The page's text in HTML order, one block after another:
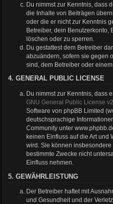
Du nimmst zur Kenntnis, dass
die Inhalte von Beiträgen
oder die er nicht zur Kenntnis
Betreiber, dein Benutzerkonto,
löschen oder zu sperren.
Du gestattest dem Betreiber
abzuändern, sofern sie gegen
sind, dem Betreiber oder
4. GENERAL PUBLIC LICENSE
Du nimmst zur Kenntnis, dass
GNU General Public License v2
Software von phpBB Limited
deutschsprachige
Community unter
keinen Einfluss auf die Art und
wird. Sie können
bestimmte Zwecke nicht
Einfluss nehmen.
5. GEWÄHRLEISTUNG
Der Betreiber haftet mit
und Gesundheit und der